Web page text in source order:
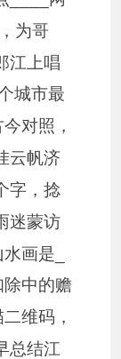
为哥
江上唱
城市最
对照，
云帆济
字，捻
迷蒙访
画是_
中的赡
维码，
总结江